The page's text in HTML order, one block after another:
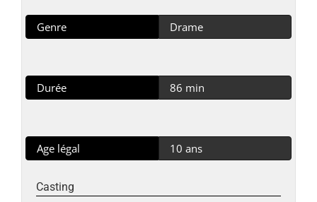
Genre Drame
Durée 86 min
Age légal 10 ans
Casting